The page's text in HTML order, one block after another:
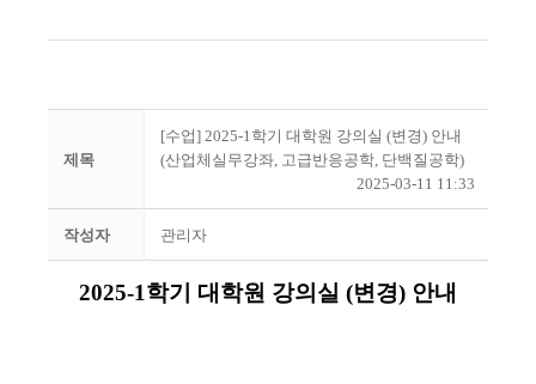
제목
[수업] 2025-1학기 대학원 강의실 (변경) 안내
(산업체실무강좌, 고급반응공학, 단백질공학)
2025-03-11 11:33
작성자 관리자
2025-1학기 대학원 강의실 (변경) 안내